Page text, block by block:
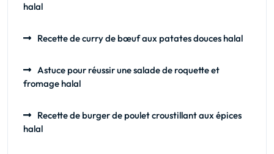
halal
Recette de curry de bœuf aux patates douces halal
Astuce pour réussir une salade de roquette et
fromage halal
Recette de burger de poulet croustillant aux épices
halal